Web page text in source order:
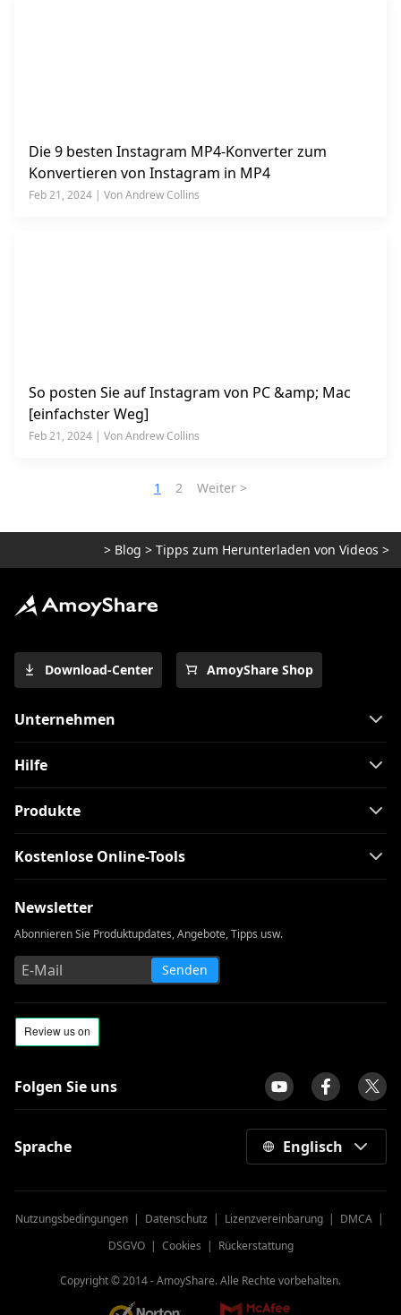
Die 9 besten Instagram MP4-Konverter zum
Konvertieren von Instagram in MP4
Feb 21, 2024 | Von Andrew Collins
So posten Sie auf Instagram von PC &amp; Mac
[einfachster Weg]
Feb 21, 2024 | Von Andrew Collins
1 2 Weiter >
> Blog > Tipps zum Herunterladen von Videos >
Download-Center AmoyShare Shop
Unternehmen
Hilfe
Produkte
Kostenlose Online-Tools
Newsletter
Abonnieren Sie Produktupdates, Angebote, Tipps usw.
Senden
Folgen Sie uns
Sprache Englisch
Nutzungsbedingungen| Datenschutz | Lizenzvereinbarung| DMCA|
DSGVO| Cookies | Rückerstattung
Copyright © 2014 -AmoyShare. Alle Rechte vorbehalten.